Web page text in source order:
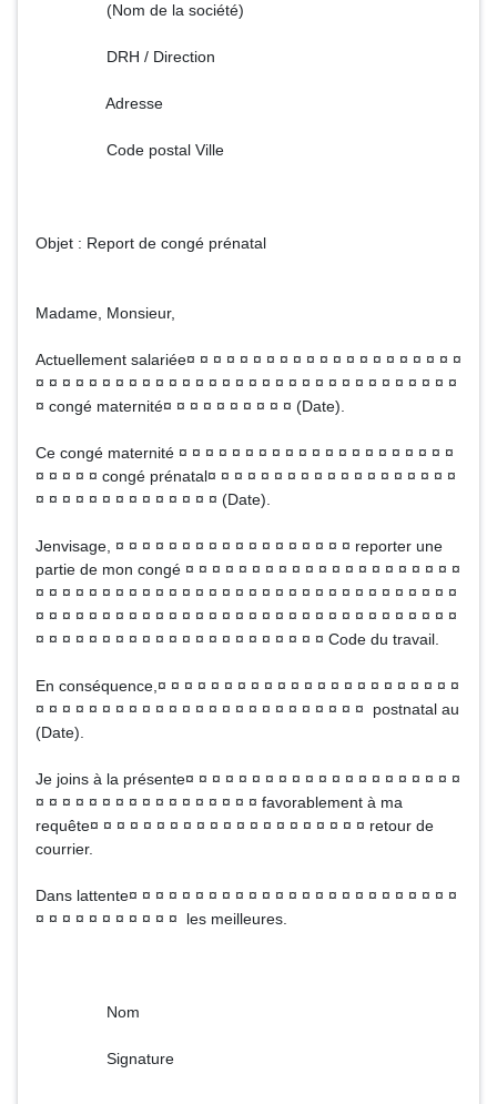
(Nom de la société)
DRH / Direction
Adresse
Code postal Ville
Objet : Report de congé prénatal
Madame, Monsieur,
Actuellement salariée¤ ¤ ¤ ¤ ¤ ¤ ¤ ¤ ¤ ¤ ¤ ¤ ¤ ¤ ¤ ¤ ¤ ¤ ¤ ¤ ¤
¤ ¤ ¤ ¤ ¤ ¤ ¤ ¤ ¤ ¤ ¤ ¤ ¤ ¤ ¤ ¤ ¤ ¤ ¤ ¤ ¤ ¤ ¤ ¤ ¤ ¤ ¤ ¤ ¤ ¤ ¤ ¤
¤ congé maternité¤ ¤ ¤ ¤ ¤ ¤ ¤ ¤ ¤ ¤ (Date).
Ce congé maternité ¤ ¤ ¤ ¤ ¤ ¤ ¤ ¤ ¤ ¤ ¤ ¤ ¤ ¤ ¤ ¤ ¤ ¤ ¤ ¤ ¤
¤ ¤ ¤ ¤ ¤ congé prénatal¤ ¤ ¤ ¤ ¤ ¤ ¤ ¤ ¤ ¤ ¤ ¤ ¤ ¤ ¤ ¤ ¤ ¤ ¤
¤ ¤ ¤ ¤ ¤ ¤ ¤ ¤ ¤ ¤ ¤ ¤ ¤ ¤ (Date).
Jenvisage, ¤ ¤ ¤ ¤ ¤ ¤ ¤ ¤ ¤ ¤ ¤ ¤ ¤ ¤ ¤ ¤ ¤ ¤ reporter une
partie de mon congé ¤ ¤ ¤ ¤ ¤ ¤ ¤ ¤ ¤ ¤ ¤ ¤ ¤ ¤ ¤ ¤ ¤ ¤ ¤ ¤ ¤
¤ ¤ ¤ ¤ ¤ ¤ ¤ ¤ ¤ ¤ ¤ ¤ ¤ ¤ ¤ ¤ ¤ ¤ ¤ ¤ ¤ ¤ ¤ ¤ ¤ ¤ ¤ ¤ ¤ ¤ ¤ ¤
¤ ¤ ¤ ¤ ¤ ¤ ¤ ¤ ¤ ¤ ¤ ¤ ¤ ¤ ¤ ¤ ¤ ¤ ¤ ¤ ¤ ¤ ¤ ¤ ¤ ¤ ¤ ¤ ¤ ¤ ¤ ¤
¤ ¤ ¤ ¤ ¤ ¤ ¤ ¤ ¤ ¤ ¤ ¤ ¤ ¤ ¤ ¤ ¤ ¤ ¤ ¤ ¤ ¤ Code du travail.
En conséquence,¤ ¤ ¤ ¤ ¤ ¤ ¤ ¤ ¤ ¤ ¤ ¤ ¤ ¤ ¤ ¤ ¤ ¤ ¤ ¤ ¤ ¤ ¤
¤ ¤ ¤ ¤ ¤ ¤ ¤ ¤ ¤ ¤ ¤ ¤ ¤ ¤ ¤ ¤ ¤ ¤ ¤ ¤ ¤ ¤ ¤ ¤ ¤ postnatal au
(Date).
Je joins à la présente¤ ¤ ¤ ¤ ¤ ¤ ¤ ¤ ¤ ¤ ¤ ¤ ¤ ¤ ¤ ¤ ¤ ¤ ¤ ¤ ¤
¤ ¤ ¤ ¤ ¤ ¤ ¤ ¤ ¤ ¤ ¤ ¤ ¤ ¤ ¤ ¤ ¤ favorablement à ma
requête¤ ¤ ¤ ¤ ¤ ¤ ¤ ¤ ¤ ¤ ¤ ¤ ¤ ¤ ¤ ¤ ¤ ¤ ¤ ¤ ¤ retour de
courrier.
Dans lattente¤ ¤ ¤ ¤ ¤ ¤ ¤ ¤ ¤ ¤ ¤ ¤ ¤ ¤ ¤ ¤ ¤ ¤ ¤ ¤ ¤ ¤ ¤ ¤ ¤
¤ ¤ ¤ ¤ ¤ ¤ ¤ ¤ ¤ ¤ ¤ les meilleures.
Nom
Signature